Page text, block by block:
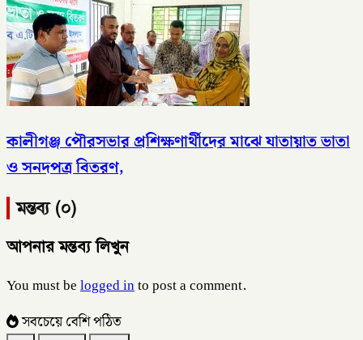
কালীগঞ্জ পৌরসভার প্রশিক্ষণার্থীদের মাঝে যাতায়াত ভাতা
ও সনদপত্র বিতরণ,
মন্তব্য (০)
আপনার মন্তব্য লিখুন
You must belogged into post a comment.
সবচেয়ে বেশি পঠিত